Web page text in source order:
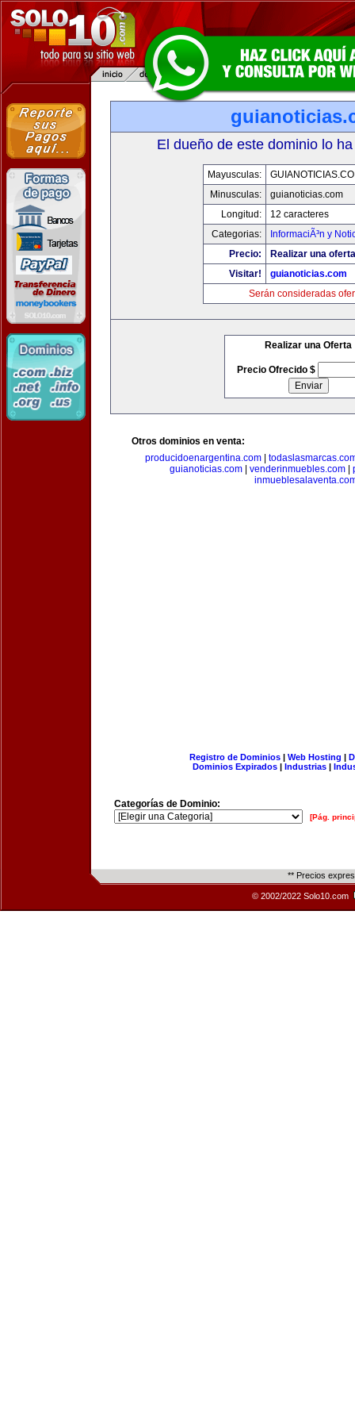
El dueño de este dominio lo
Mayusculas:
Minusculas:
guianoticias.com
Longitud:
12 caracteres
Categorias:
InformaciÃ³n y
Precio:
Realizar una
Visitar!
guianoticias.com
Serán consideradas
Realizar una Oferta
Precio Ofrecido $
Otros dominios en venta:
producidoenargentina.com|
guianoticias.com| venderinmuebles.com|
Registro de Dominios| Web Hosting |
Dominios Expirados | Industrias |
Categorías de Dominio:
[Pág.
** Precios
© 2002/2022 Solo10.com